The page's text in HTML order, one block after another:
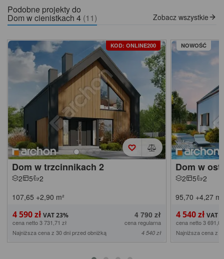
Podobne projekty do
Dom w cienistkach 4 (11) Zobacz wszystkie
KOD: ONLINE200
Dom w trzcinnikach 2
2 5
2
107,65 +2,90 m²
4 590 zł 4 790 zł
cena netto 3 731,71 zł
cena regularna
Najniższa cena z 30 dni przed obniżką
4 540 zł
NOWOŚĆ
Dom w
2 5
2
95,70 +4,27 m²
4 540 zł
cena netto 3
Najniższa cena z